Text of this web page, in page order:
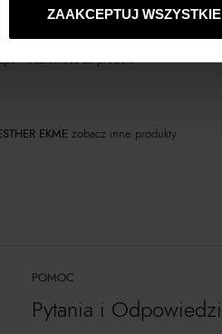
ZAAKCEPTUJ WSZYSTKIE
za produkt
EKME zobacz inne produkty
POMOC
Pytania i Odpowiedzi